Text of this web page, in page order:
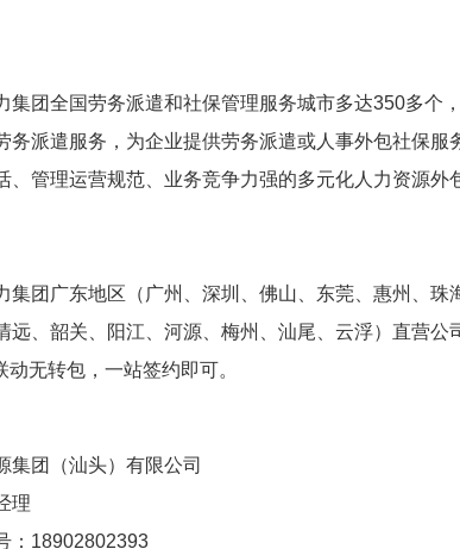
集团全国劳务派遣和社保管理服务城市多达350多个
务派遣服务，为企业提供劳务派遣或人事外包社保服
、管理运营规范、业务竞争力强的多元化人力资源外
集团广东地区（广州、深圳、佛山、东莞、惠州、
远、韶关、阳江、河源、梅州、汕尾、云浮）直营
动无转包，一站签约即可。
集团（汕头）有限公司
理
：18902802393